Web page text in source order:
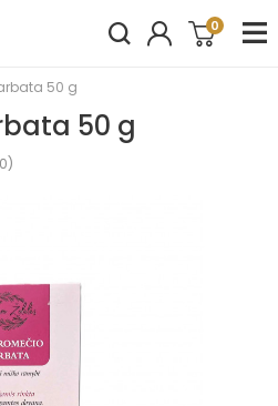
0
50 g
50 g
0)